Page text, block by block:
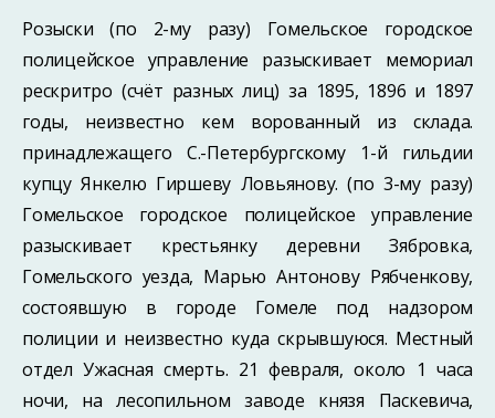
Розыски (по 2-му разу) Гомельское городское
полицейское управление разыскивает мемориал
рескритро (счёт разных лиц) за 1895, 1896 и 1897
годы, неизвестно кем ворованный из склада.
принадлежащего С.-Петербургскому 1-й гильдии
купцу Янкелю Гиршеву Ловьянову. (по 3-му разу)
Гомельское городское полицейское управление
разыскивает крестьянку деревни Зябровка,
Гомельского уезда, Марью Антонову Рябченкову,
состоявшую в городе Гомеле под надзором
полиции и неизвестно куда скрывшуюся. Местный
отдел Ужасная смерть. 21 февраля, около 1 часа
ночи, на лесопильном заводе князя Паскевича,